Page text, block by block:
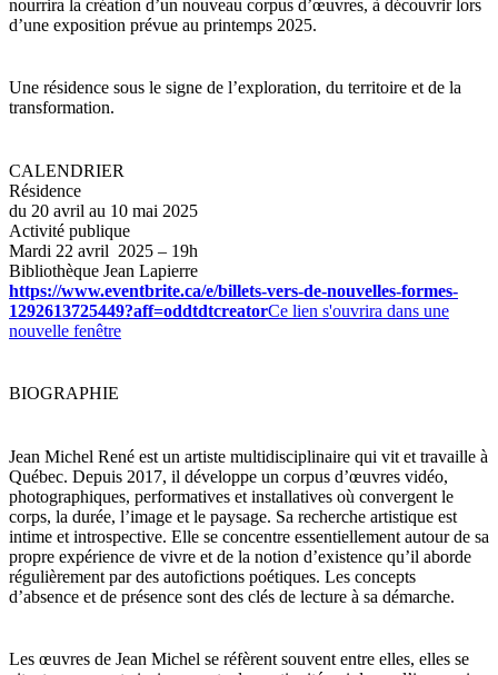
nourrira la création d’un nouveau corpus d’œuvres, à découvrir lors
d’une exposition prévue au printemps 2025.
Une résidence sous le signe de l’exploration, du territoire et de la
transformation.
CALENDRIER
Résidence
du 20 avril au 10 mai 2025
Activité publique
Mardi 22 avril 2025 – 19h
Bibliothèque Jean Lapierre
https://www.eventbrite.ca/e/billets-vers-de-nouvelles-formes-
1292613725449?aff=oddtdtcreatorCe lien s'ouvrira dans une
nouvelle fenêtre
BIOGRAPHIE
Jean Michel René est un artiste multidisciplinaire qui vit et travaille à
Québec. Depuis 2017, il développe un corpus d’œuvres vidéo,
photographiques, performatives et installatives où convergent le
corps, la durée, l’image et le paysage. Sa recherche artistique est
intime et introspective. Elle se concentre essentiellement autour de sa
propre expérience de vivre et de la notion d’existence qu’il aborde
régulièrement par des autofictions poétiques. Les concepts
d’absence et de présence sont des clés de lecture à sa démarche.
Les œuvres de Jean Michel se réfèrent souvent entre elles, elles se